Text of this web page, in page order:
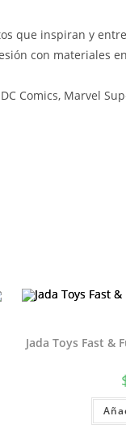
que inspiran y
con materiales
Comics, Marvel
Jada Toys Fast &